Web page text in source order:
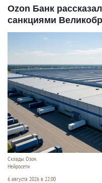
Ozon Банк
санкциями
Склады. Озон.
Нейросети
6 августа 2026 в 22:00